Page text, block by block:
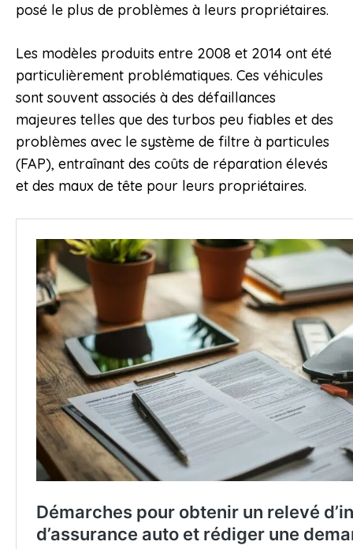
posé le plus de problèmes à leurs propriétaires.
Les modèles produits entre 2008 et 2014 ont été
particulièrement problématiques. Ces véhicules
sont souvent associés à des défaillances
majeures telles que des turbos peu fiables et des
problèmes avec le système de filtre à particules
(FAP), entraînant des coûts de réparation élevés
et des maux de tête pour leurs propriétaires.